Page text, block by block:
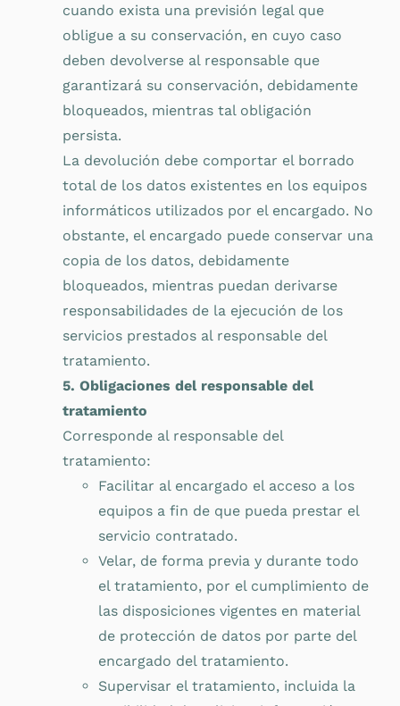
cuando exista una previsión legal que
obligue a su conservación, en cuyo caso
deben devolverse al responsable que
garantizará su conservación, debidamente
bloqueados, mientras tal obligación
persista.
La devolución debe comportar el borrado
total de los datos existentes en los equipos
informáticos utilizados por el encargado. No
obstante, el encargado puede conservar una
copia de los datos, debidamente
bloqueados, mientras puedan derivarse
responsabilidades de la ejecución de los
servicios prestados al responsable del
tratamiento.
5. Obligaciones del responsable del
tratamiento
Corresponde al responsable del
tratamiento:
Facilitar al encargado el acceso a los
equipos a fin de que pueda prestar el
servicio contratado.
Velar, de forma previa y durante todo
el tratamiento, por el cumplimiento de
las disposiciones vigentes en material
de protección de datos por parte del
encargado del tratamiento.
Supervisar el tratamiento, incluida la